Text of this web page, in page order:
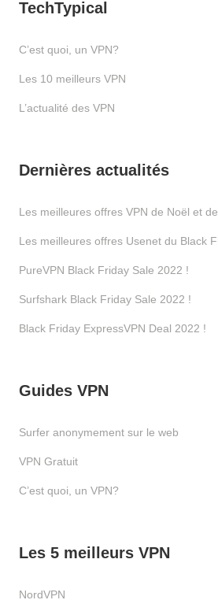
TechTypical
C’est quoi, un VPN?
Les 10 meilleurs VPN
L’actualité des VPN
Dernières actualités
Les meilleures offres VPN de Noël et
Les meilleures offres Usenet du Black
PureVPN Black Friday Sale 2022 !
Surfshark Black Friday Sale 2022 !
Black Friday ExpressVPN Deal 2022 !
Guides VPN
Surfer anonymement sur le web
VPN Gratuit
C’est quoi, un VPN?
Les 5 meilleurs VPN
NordVPN